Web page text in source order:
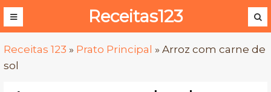
Receitas123
Receitas 123 » Prato Principal » Arroz com carne de
sol